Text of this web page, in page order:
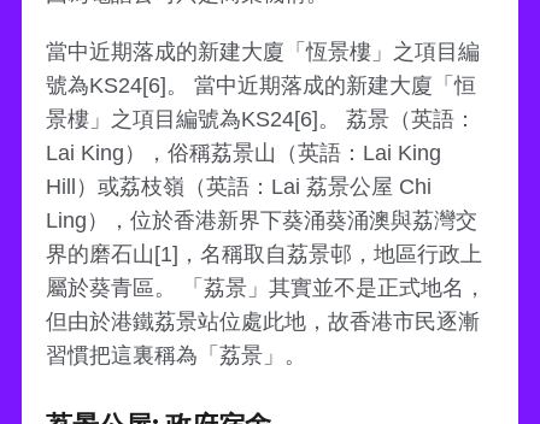
當中近期落成的新建大廈「恆景樓」之項目編
號為KS24[6]。 當中近期落成的新建大廈「恒
景樓」之項目編號為KS24[6]。 荔景（英語：
Lai King），俗稱荔景山（英語：Lai King
Hill）或荔枝嶺（英語：Lai 荔景公屋 Chi
Ling），位於香港新界下葵涌葵涌澳與荔灣交
界的磨石山[1]，名稱取自荔景邨，地區行政上
屬於葵青區。 「荔景」其實並不是正式地名，
但由於港鐵荔景站位處此地，故香港市民逐漸
習慣把這裏稱為「荔景」。